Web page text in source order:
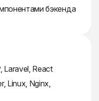
бэкенда
Laravel, React
Linux, Nginx,